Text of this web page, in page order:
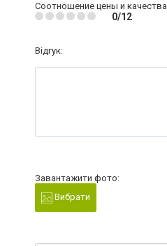
Соотношение цены и качества
0/12
Відгук:
Завантажити фото:
Вибрати